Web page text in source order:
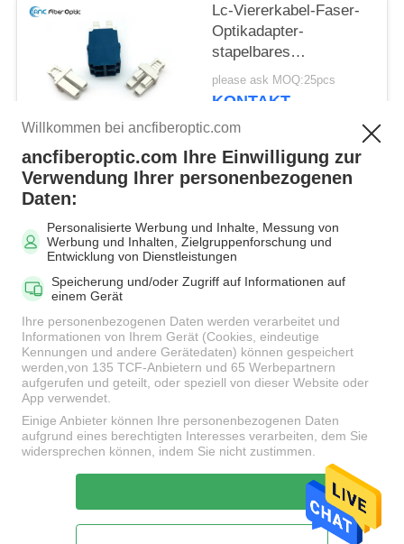
Lc-Viererkabel-Faser-
Optikadapter-
stapelbares
Vieröffnungen in den
blaues Grün-Aqua-
please ask MOQ:25pcs
KONTAKT
Beliebte Kategorien Alle
MPO Glasfaserkabel LWL-Patchkabel
Faser-
Verbindungsstücke
LWL Pigtail LWL Dämpfungsglied
Fiber Optic-Splitter LWL-Kabel
Unterzeichnen
Willkommen bei ancfiberoptic.com
ancfiberoptic.com Ihre Einwilligung zur
Verwendung Ihrer personenbezogenen
Daten:
Personalisierte Werbung und Inhalte, Messung von
Werbung und Inhalten, Zielgruppenforschung und
Entwicklung von Dienstleistungen
Speicherung und/oder Zugriff auf Informationen auf
einem Gerät
Ihre personenbezogenen Daten werden verarbeitet und
Informationen von Ihrem Gerät (Cookies, eindeutige
Kennungen und andere Gerätedaten) können gespeichert
werden,von 135 TCF-Anbietern und 65 Werbepartnern
aufgerufen und geteilt, oder speziell von dieser Website oder
App verwendet.
Einige Anbieter können Ihre personenbezogenen Daten
aufgrund eines berechtigten Interesses verarbeiten, dem Sie
widersprechen können, indem Sie nicht zustimmen.